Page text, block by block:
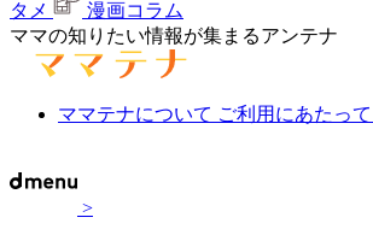
タメ
漫画コラム
ママの知りたい情報が集まるアンテナ
ママテナについて ご利用にあたって
>